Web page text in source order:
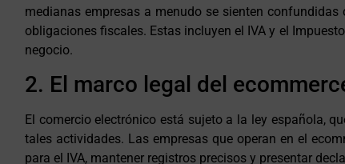
medianas empresas a menudo se sienten
obligaciones fiscales. Estas incluyen el IVA y el
negocio.
2. El marco legal del
El comercio electrónico está sujeto a la ley española,
tales actividades. Las empresas que operan en el
para el IVA, mantener registros precisos y presentar